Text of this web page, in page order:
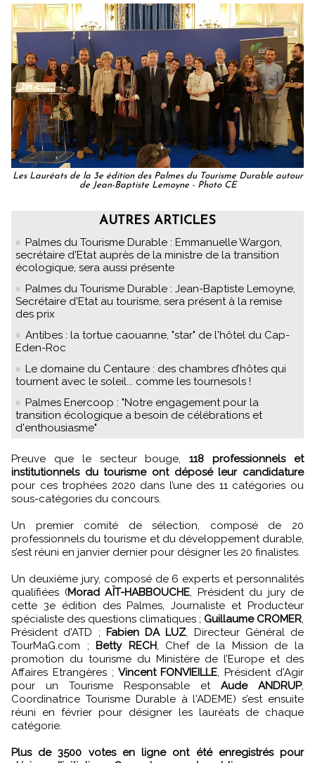
Les Lauréats de la 3e édition des Palmes du Tourisme Durable autour
de Jean-Baptiste Lemoyne - Photo CE
AUTRES ARTICLES
Palmes du Tourisme Durable : Emmanuelle Wargon,
secrétaire d'Etat auprès de la ministre de la transition
écologique, sera aussi présente
Palmes du Tourisme Durable : Jean-Baptiste Lemoyne,
Secrétaire d'Etat au tourisme, sera présent à la remise
des prix
Antibes : la tortue caouanne, "star" de l'hôtel du Cap-
Eden-Roc
Le domaine du Centaure : des chambres d’hôtes qui
tournent avec le soleil... comme les tournesols !
Palmes Enercoop : "Notre engagement pour la
transition écologique a besoin de célébrations et
d'enthousiasme"
Preuve que le secteur bouge,118 professionnels et
institutionnels du tourisme ont déposé leur candidature
pour ces trophées 2020 dans l’une des 11 catégories ou
sous-catégories du concours.
Un premier comité de sélection, composé de 20
professionnels du tourisme et du développement durable,
s’est réuni en janvier dernier pour désigner les 20 finalistes.
Un deuxième jury, composé de 6 experts et personnalités
qualifiées (Morad AÏT-HABBOUCHE , Président du jury de
cette 3e édition des Palmes, Journaliste et Producteur
spécialiste des questions climatiques ; Guillaume CROMER
Président d'ATD ; Fabien DA LUZ , Directeur Général de
TourMaG.com ; Betty RECH, Chef de la Mission de la
promotion du tourisme du Ministère de l’Europe et des
Affaires Etrangères ; Vincent FONVIEILLE , Président d'Agir
pour un Tourisme Responsable et Aude ANDRUP,
Coordinatrice Tourisme Durable à l'ADEME) s’est ensuite
réuni en février pour désigner les lauréats de chaque
catégorie.
Plus de 3500 votes en ligne ont été enregistrés pour